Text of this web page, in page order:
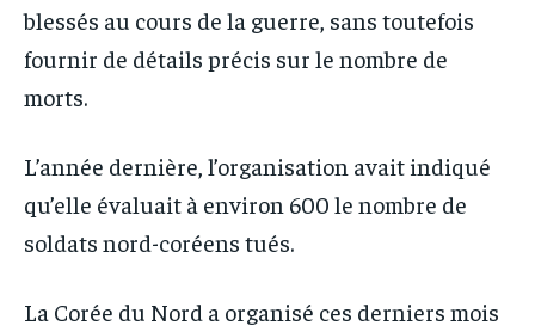
blessés au cours de la guerre, sans toutefois
fournir de détails précis sur le nombre de
morts.
L’année dernière, l’organisation avait indiqué
qu’elle évaluait à environ 600 le nombre de
soldats nord-coréens tués.
La Corée du Nord a organisé ces derniers mois